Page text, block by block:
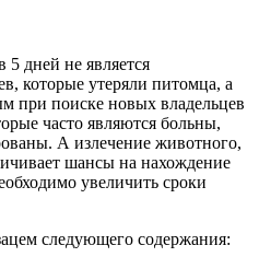
дней не является
которые утеряли питомца, а
при поиске новых владельцев
часто являются больны,
А излечение животного,
шансы на нахождение
увеличить сроки
следующего содержания: